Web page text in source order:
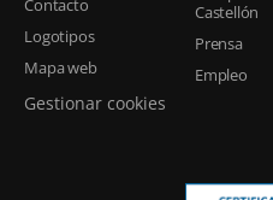
Contacto
Logotipos
Mapa web
Gestionar cookies
Castellón
Prensa
Empleo